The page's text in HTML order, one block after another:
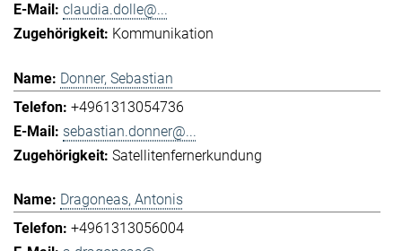
claudia.dolle@...
Kommunikation
Donner, Sebastian
+4961313054736
sebastian.donner@...
Satellitenfernerkundung
Dragoneas, Antonis
+4961313056004